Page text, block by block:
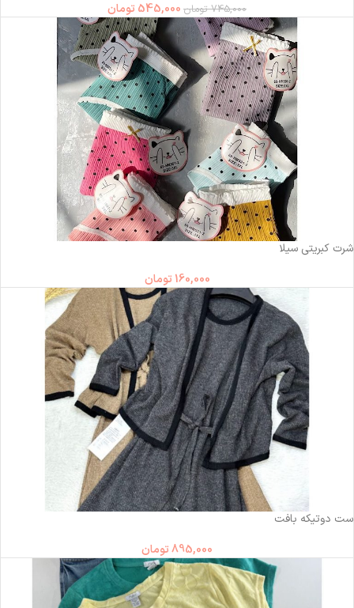
745,000 تومان 545,000 تومان
شرت کبریتی سیلا
160,000 تومان
ست دوتیکه بافت
895,000تومان